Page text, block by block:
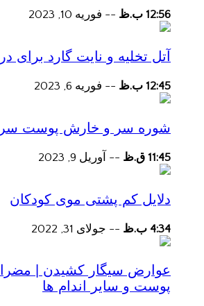
12:56 ب.ظ -- فوریه 10, 2023
آتل تخلیه و نایت گارد برای
12:45 ب.ظ -- فوریه 6, 2023
شوره سر و خارش پوست سر
11:45 ق.ظ -- آوریل 9, 2023
دلایل کم پشتی موی کودکان
4:34 ب.ظ -- جولای 31, 2022
عوارض سیگار کشیدن |
پوست و سایر اندام ها